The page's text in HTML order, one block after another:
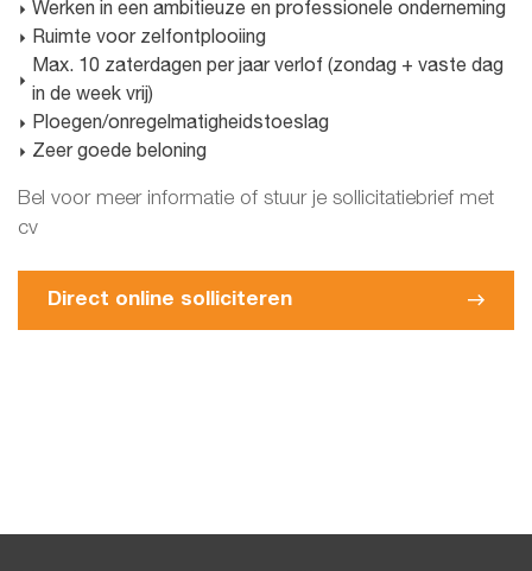
Werken in een ambitieuze en professionele onderneming
Ruimte voor zelfontplooiing
Max. 10 zaterdagen per jaar verlof (zondag + vaste dag
in de week vrij)
Ploegen/onregelmatigheidstoeslag
Zeer goede beloning
Bel voor meer informatie of stuur je sollicitatiebrief met
cv
Direct online solliciteren